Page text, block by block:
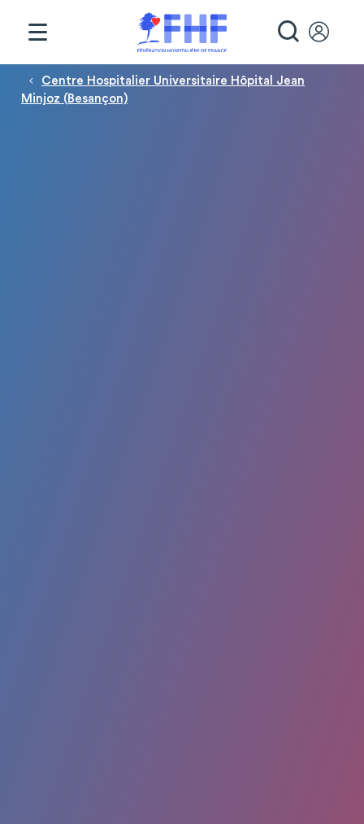
Fil d'Ariane
Centre Hospitalier Universitaire Hôpital Jean
Minjoz (Besançon)
Panneau de gestion des cookies